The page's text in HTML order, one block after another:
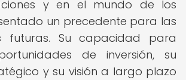
y en el mundo de los
un precedente para las
futuras. Su capacidad para
de inversión, su
y su visión a largo plazo